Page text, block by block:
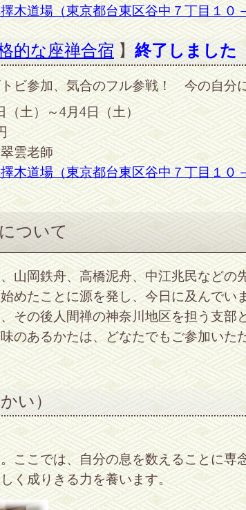
木道場（東京都台東区谷中７丁目１０
的な座禅合宿】終了しました
ビ参加、気合のフル参戦！ 今の自分
）～4月4日（土）
老師
木道場（東京都台東区谷中７丁目１０
ついて
山岡鉄舟、高橋泥舟、中江兆民など
めたことに源を発し、今日に及んで
その後人間禅の神奈川地区を担う支
のあるかたは、どなたでもご参加いた
い）
ここでは、自分の息を数えることに
く成りきる力を養います。